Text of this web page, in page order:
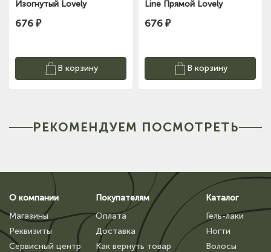
Изогнутый Lovely
676 ₽
В корзину
Line Прямой Lovely
676 ₽
В корзину
РЕКОМЕНДУЕМ ПОСМОТРЕТЬ
О компании
Магазины
Реквизиты
Сервисный центр
Покупателям
Оплата
Доставка
Как вернуть товар
Каталог
Гель-лаки
Ногти
Волосы